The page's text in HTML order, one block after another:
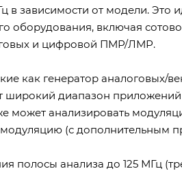
в зависимости от модели.
оборудования, включая
и цифровой ПМР/ЛМР.
как генератор аналоговых/
диапазон
может анализировать
(с дополнительным
полосы анализа до 125 МГц